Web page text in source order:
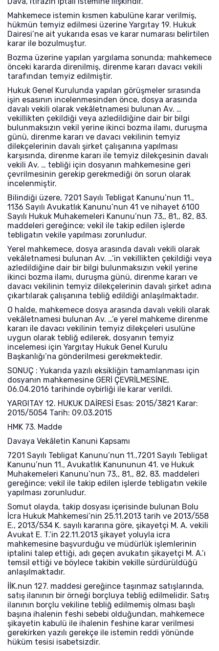
Mahkemece istemin kısmen kabulüne karar verilmiş,
hükmün temyiz edilmesi üzerine Yargıtay 19. Hukuk
Dairesi’ne ait yukarıda esas ve karar numarası belirtilen
karar ile bozulmuştur.
Bozma üzerine yapılan yargılama sonunda; mahkemece
önceki kararda direnilmiş, direnme kararı davacı vekili
tarafından temyiz edilmiştir.
Hukuk Genel Kurulunda yapılan görüşmeler sırasında
işin esasının incelenmesinden önce, dosya arasında
davalı vekili olarak vekâletnamesi bulunan Av. …
vekillikten çekildiği veya azledildiğine dair bir bilgi
bulunmaksızın vekil yerine ikinci bozma ilamı, duruşma
günü, direnme kararı ve davacı vekilinin temyiz
dilekçelerinin davalı şirket çalışanına yapılması
karşısında, direnme kararı ile temyiz dilekçesinin davalı
vekili Av. … tebliği için dosyanın mahkemesine geri
çevrilmesinin gerekip gerekmediği ön sorun olarak
incelenmiştir.
Bilindiği üzere, 7201 Sayılı Tebligat Kanunu’nun 11.,
1136 Sayılı Avukatlık Kanunu’nun 41 ve nihayet 6100
Sayılı Hukuk Muhakemeleri Kanunu’nun 73,, 81,, 82, 83.
maddeleri gereğince; vekil ile takip edilen işlerde
tebligatın vekile yapılması zorunludur.
Yerel mahkemece, dosya arasında davalı vekili olarak
vekâletnamesi bulunan Av. …‘in vekillikten çekildiği veya
azledildiğine dair bir bilgi bulunmaksızın vekil yerine
ikinci bozma ilamı, duruşma günü, direnme kararı ve
davacı vekilinin temyiz dilekçelerinin davalı şirket adına
çıkartılarak çalışanına tebliğ edildiği anlaşılmaktadır.
O halde, mahkemece dosya arasında davalı vekili olarak
vekâletnamesi bulunan Av. …‘e yerel mahkeme direnme
kararı ile davacı vekilinin temyiz dilekçeleri usulüne
uygun olarak tebliğ edilerek, dosyanın temyiz
incelemesi için Yargıtay Hukuk Genel Kurulu
Başkanlığı’na gönderilmesi gerekmektedir.
SONUÇ : Yukarıda yazılı eksikliğin tamamlanması için
dosyanın mahkemesine GERİ ÇEVRİLMESİNE,
06.04.2016 tarihinde oybirliği ile karar verildi.
YARGITAY 12. HUKUK DAİRESİ Esas: 2015/3821 Karar:
2015/5054 Tarih: 09.03.2015
HMK 73. Madde
Davaya Vekâletin Kanuni Kapsamı
7201 Sayılı Tebligat Kanunu’nun 11.,7201 Sayılı Tebligat
Kanunu’nun 11., Avukatlık Kanununun 41. ve Hukuk
Muhakemeleri Kanunu’nun 73,, 81,, 82, 83. maddeleri
gereğince; vekil ile takip edilen işlerde tebligatın vekile
yapılması zorunludur.
Somut olayda, takip dosyası içerisinde bulunan Bolu
İcra Hukuk Mahkemesi’nin 25.11.2013 tarih ve 2013/558
E., 2013/534 K. sayılı kararına göre, şikayetçi M. A. vekili
Avukat E. T.’in 22.11.2013 şikayet yoluyla icra
mahkemesine başvurduğu ve müdürlük işlemlerinin
iptalini talep ettiği, adı geçen avukatın şikayetçi M. A.’ı
temsil ettiği ve böylece takibin vekille sürdürüldüğü
anlaşılmaktadır.
İİK.nun 127. maddesi gereğince taşınmaz satışlarında,
satış ilanının bir örneği borçluya tebliğ edilmelidir. Satış
ilanının borçlu vekiline tebliğ edilmemiş olması başlı
başına ihalenin feshi sebebi olduğundan, mahkemece
şikayetin kabulü ile ihalenin feshine karar verilmesi
gerekirken yazılı gerekçe ile istemin reddi yönünde
hüküm tesisi isabetsizdir.